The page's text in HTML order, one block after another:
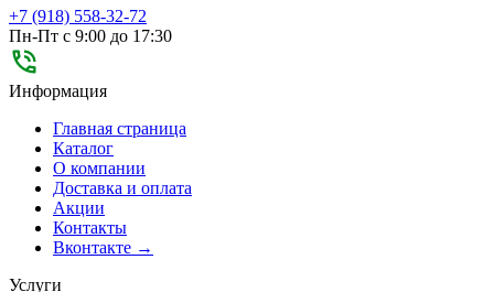
+7 (918) 558-32-72
Пн-Пт с 9:00 до 17:30
Информация
Главная страница
Каталог
О компании
Доставка и оплата
Акции
Контакты
Вконтакте →
Услуги